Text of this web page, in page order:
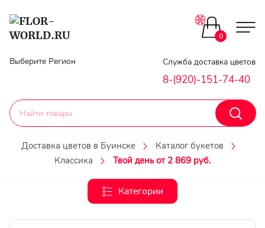
Главная
Гарантии
Доставка
Выберите Регион Служба доставка цветов
8-(920)-151-74-40
0
Доставка цветов в Буинске
Каталог букетов
Классика
Твой день от 2 869 руб.
Категории
Цветы поштучно
Букеты до 2500
Каталог букетов
Корзины с цветами
Авторские букеты